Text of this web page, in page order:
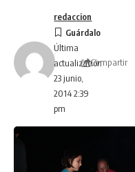
Última
actualización
23 junio,
2014 2:39
pm
redaccion
Compartir